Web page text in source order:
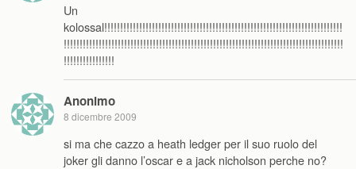
Un
kolossal!!!!!!!!!!!!!!!!!!!!!!!!!!!!!!!!!!!!!!!!!!!!!!!!!!!!!!!!!!!!!!!!!!!!!!!!!!!
!!!!!!!!!!!!!!!!!!!!!!!!!!!!!!!!!!!!!!!!!!!!!!!!!!!!!!!!!!!!!!!!!!!!!!!!!!!!!!!!!!!!!!!!
!!!!!!!!!!!!!!!!
Anonimo
8 dicembre 2009
si ma che cazzo a heath ledger per il suo ruolo del
joker gli danno l’oscar e a jack nicholson perche no?